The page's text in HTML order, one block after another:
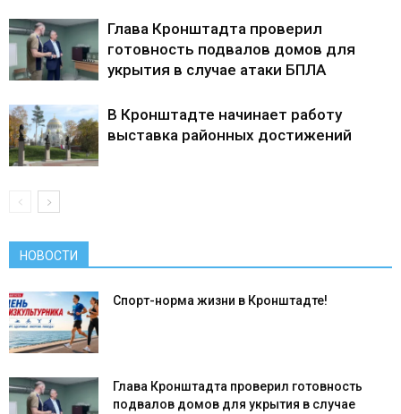
Глава Кронштадта проверил
готовность подвалов домов для
укрытия в случае атаки БПЛА
В Кронштадте начинает работу
выставка районных достижений
НОВОСТИ
Спорт-норма жизни в Кронштадте!
Глава Кронштадта проверил готовность
подвалов домов для укрытия в случае